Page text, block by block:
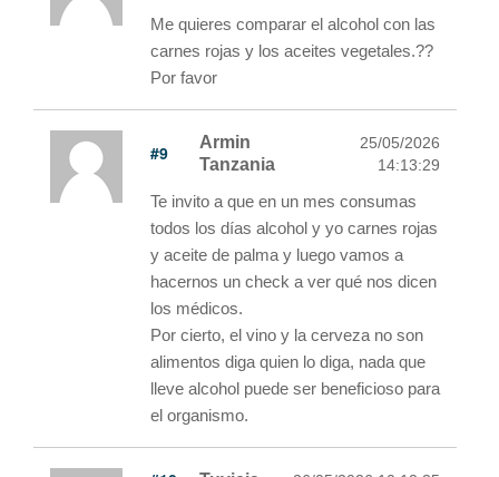
Me quieres comparar el alcohol con las
carnes rojas y los aceites vegetales.??
Por favor
#9
Armin
Tanzania
25/05/2026
14:13:29
Te invito a que en un mes consumas
todos los días alcohol y yo carnes rojas
y aceite de palma y luego vamos a
hacernos un check a ver qué nos dicen
los médicos.
Por cierto, el vino y la cerveza no son
alimentos diga quien lo diga, nada que
lleve alcohol puede ser beneficioso para
el organismo.